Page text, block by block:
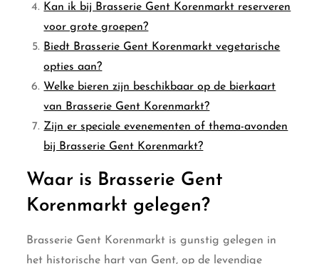
Kan ik bij Brasserie Gent Korenmarkt reserveren
voor grote groepen?
Biedt Brasserie Gent Korenmarkt vegetarische
opties aan?
Welke bieren zijn beschikbaar op de bierkaart
van Brasserie Gent Korenmarkt?
Zijn er speciale evenementen of thema-avonden
bij Brasserie Gent Korenmarkt?
Waar is Brasserie Gent
Korenmarkt gelegen?
Brasserie Gent Korenmarkt is gunstig gelegen in
het historische hart van Gent, op de levendige